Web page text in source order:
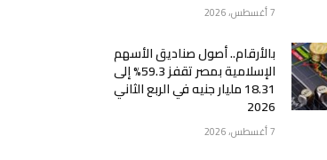
7 أغسطس، 2026
بالأرقام.. أصول صناديق الأسهم
الإسلامية بمصر تقفز 59.3% إلى
18.31 مليار جنيه في الربع الثاني
2026
7 أغسطس، 2026